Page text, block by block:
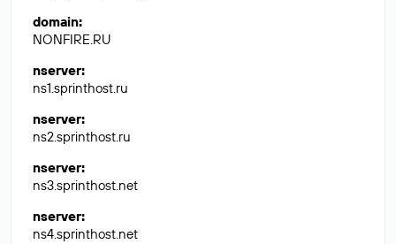
domain:
NONFIRE.RU
nserver:
ns1.sprinthost.ru
nserver:
ns2.sprinthost.ru
nserver:
ns3.sprinthost.net
nserver:
ns4.sprinthost.net